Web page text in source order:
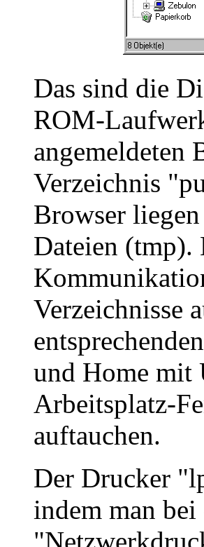
Das sind die
ROM-
angemeldeten
Verzeichnis
Browser
Dateien (tmp).
Verzeichnisse
und Home mit
Arbeitsplatz-
auftauchen.
Der Drucker
indem man